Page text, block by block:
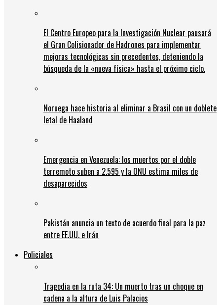
El Centro Europeo para la Investigación Nuclear pausará
el Gran Colisionador de Hadrones para implementar
mejoras tecnológicas sin precedentes, deteniendo la
búsqueda de la «nueva física» hasta el próximo ciclo.
Noruega hace historia al eliminar a Brasil con un doblete
letal de Haaland
Emergencia en Venezuela: los muertos por el doble
terremoto suben a 2.595 y la ONU estima miles de
desaparecidos
Pakistán anuncia un texto de acuerdo final para la paz
entre EE.UU. e Irán
Policiales
Tragedia en la ruta 34: Un muerto tras un choque en
cadena a la altura de Luis Palacios